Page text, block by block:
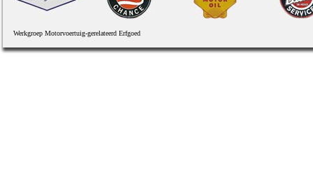
Werkgroep Motorvoertuig-gerelateerd Erfgoed